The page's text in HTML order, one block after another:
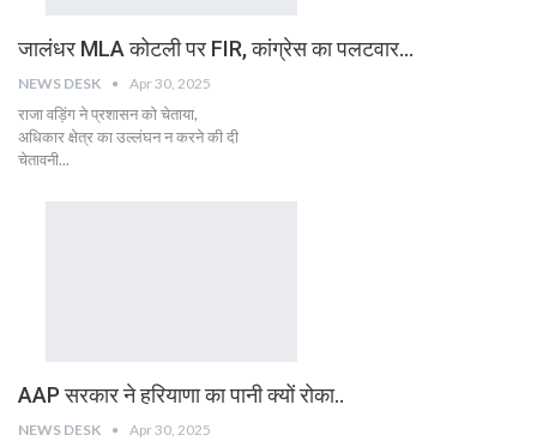
जालंधर MLA कोटली पर FIR, कांग्रेस का पलटवार…
NEWS DESK Apr 30, 2025
राजा वड़िंग ने प्रशासन को चेताया,
अधिकार क्षेत्र का उल्लंघन न करने की दी
चेतावनी...
AAP सरकार ने हरियाणा का पानी क्यों रोका..
NEWS DESK Apr 30, 2025